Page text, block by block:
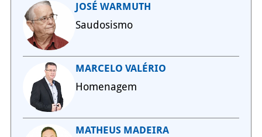
JOSÉ WARMUTH
Saudosismo
MARCELO VALÉRIO
Homenagem
MATHEUS MADEIRA